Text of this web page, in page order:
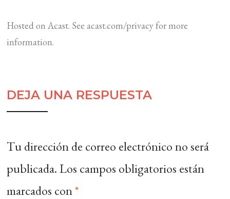
Hosted on Acast. Seeacast.com/privacyfor more
information.
DEJA UNA RESPUESTA
Tu dirección de correo electrónico no será
publicada. Los campos obligatorios están
marcados con*